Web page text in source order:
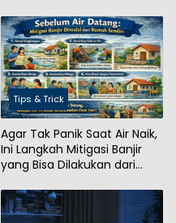
Tips & Trick
Agar Tak Panik Saat Air Naik,
Ini Langkah Mitigasi Banjir
yang Bisa Dilakukan dari